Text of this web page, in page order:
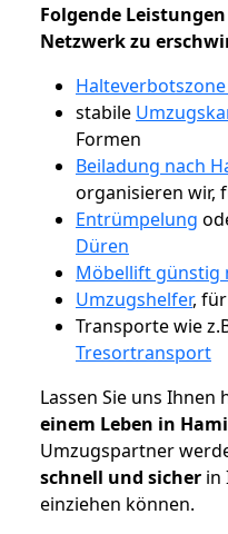
Folgende
Netzwerk zu
stabile
Formen
Beiladung nach
organisieren wir,
Entrümpelung
Düren
Möbellift günstig
Umzugshelfer,
Transporte wie
Tresortransport
Lassen Sie uns Ihnen
einem Leben in
Umzugspartner
schnell und sicher in
einziehen können.